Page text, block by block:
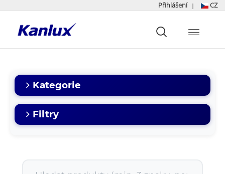
Přihlášení | CZ
główna
Kategorie
Filtry